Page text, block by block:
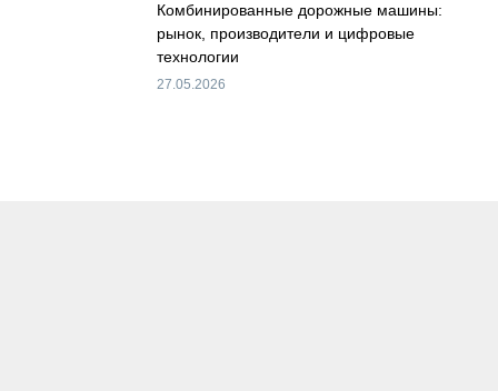
Комбинированные дорожные машины:
рынок, производители и цифровые
технологии
27.05.2026